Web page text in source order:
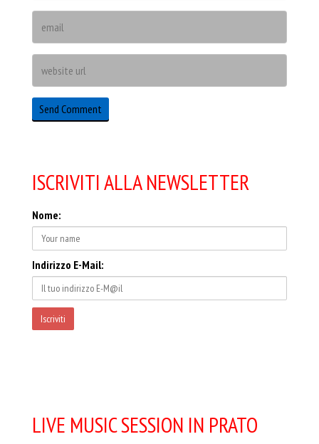
ISCRIVITI ALLA NEWSLETTER
Nome:
Indirizzo E-Mail:
LIVE MUSIC SESSION IN PRATO